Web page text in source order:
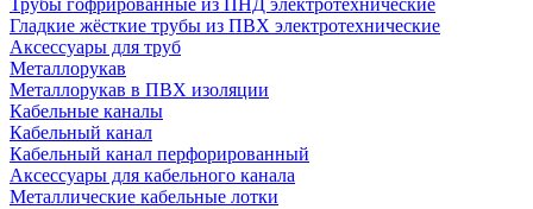
Трубы гофрированные из ПНД электротехнические
Гладкие жёсткие трубы из ПВХ электротехнические
Аксессуары для труб
Металлорукав
Металлорукав в ПВХ изоляции
Кабельные каналы
Кабельный канал
Кабельный канал перфорированный
Аксессуары для кабельного канала
Металлические кабельные лотки